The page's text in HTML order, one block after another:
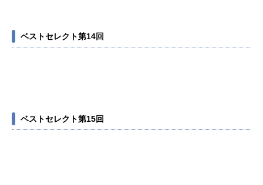
ベストセレクト第14回
ベストセレクト第15回